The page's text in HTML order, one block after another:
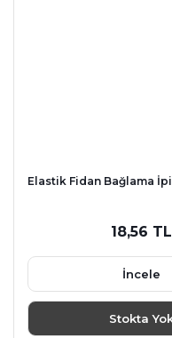
Elastik Fidan Bağlama
18,56 TL
İncele
Stokta